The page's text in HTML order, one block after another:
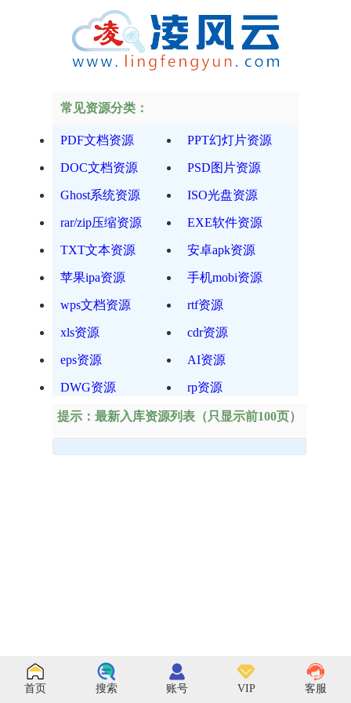
常见资源分类：
PDF文档资源 PPT幻灯片资源
DOC文档资源 PSD图片资源
Ghost系统资源 ISO光盘资源
rar/zip压缩资源 EXE软件资源
TXT文本资源 安卓apk资源
苹果ipa资源 手机mobi资源
wps文档资源 rtf资源
xls资源 cdr资源
eps资源 AI资源
DWG资源 rp资源
提示：最新入库资源列表（只显示前100页）
首页 搜索 账号 VIP 客服